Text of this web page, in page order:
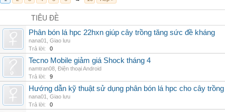
TIÊU ĐỀ
Phân bón lá hpc 22hxn giúp cây trồng tăng sức đề kháng
nana01
Giao lưu
Trả lời:
0
Tecno Mobile giảm giá Shock tháng 4
namtran08 Điện thoại Android
Trả lời:
9
Hướng dẫn kỹ thuật sử dụng phân bón lá hpc cho cây trồng
nana01
Giao lưu
Trả lời:
0